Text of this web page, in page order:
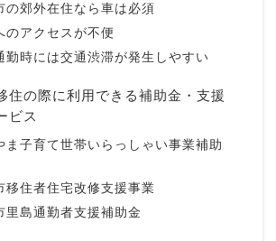
の郊外在住なら車は必須
のアクセスが不便
勤時には交通渋滞が発生しやすい
住の際に利用できる補助金・支援
ビス
ま子育て世帯いらっしゃい事業補助
移住者住宅改修支援事業
里島通勤者支援補助金